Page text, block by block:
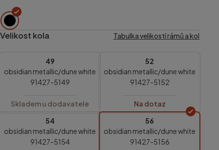
Velikost kola Tabulka velikostí rámů a kol
49
obsidian metallic/dune white
91427-5149
Skladem u dodavatele
52
obsidian metallic/dune white
91427-5152
Na dotaz
54
obsidian metallic/dune white
91427-5154
56
obsidian metallic/dune white
91427-5156